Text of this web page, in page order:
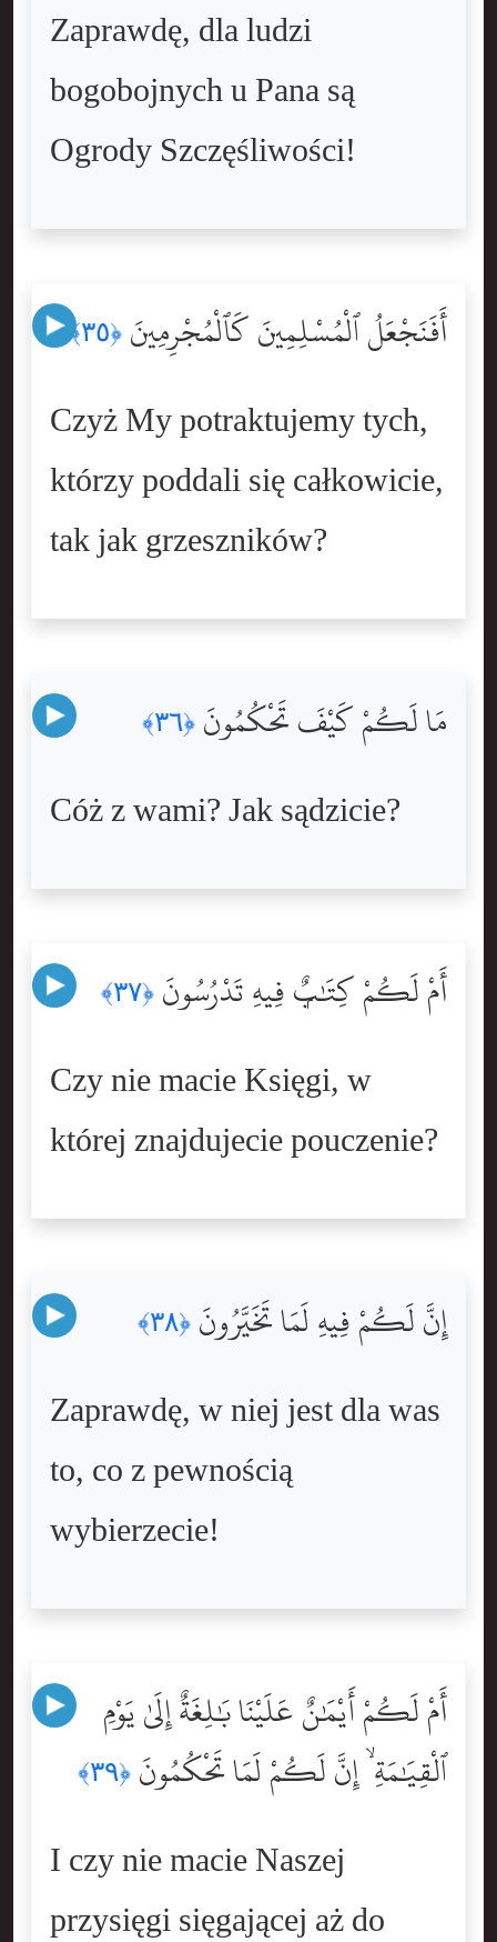
Zaprawdę, dla ludzi
bogobojnych u Pana są
Ogrody Szczęśliwości!
أَفَنَجْعَلُ ٱلْمُسْلِمِينَ كَٱلْمُجْرِمِينَ ﴿٣٥﴾
Czyż My potraktujemy tych,
którzy poddali się całkowicie,
tak jak grzeszników?
مَا لَكُمْ كَيْفَ تَحْكُمُونَ ﴿٣٦﴾
Cóż z wami? Jak sądzicie?
أَمْ لَكُمْ كِتَٰبٌۭ فِيهِ تَدْرُسُونَ ﴿٣٧﴾
Czy nie macie Księgi, w
której znajdujecie pouczenie?
إِنَّ لَكُمْ فِيهِ لَمَا تَخَيَّرُونَ ﴿٣٨﴾
Zaprawdę, w niej jest dla was
to, co z pewnością
wybierzecie!
أَمْ لَكُمْ أَيْمَٰنٌ عَلَيْنَا بَٰلِغَةٌ إِلَىٰ يَوْمِ
ٱلْقِيَٰمَةِ ۙ إِنَّ لَكُمْ لَمَا تَحْكُمُونَ ﴿٣٩﴾
I czy nie macie Naszej
przysięgi sięgającej aż do